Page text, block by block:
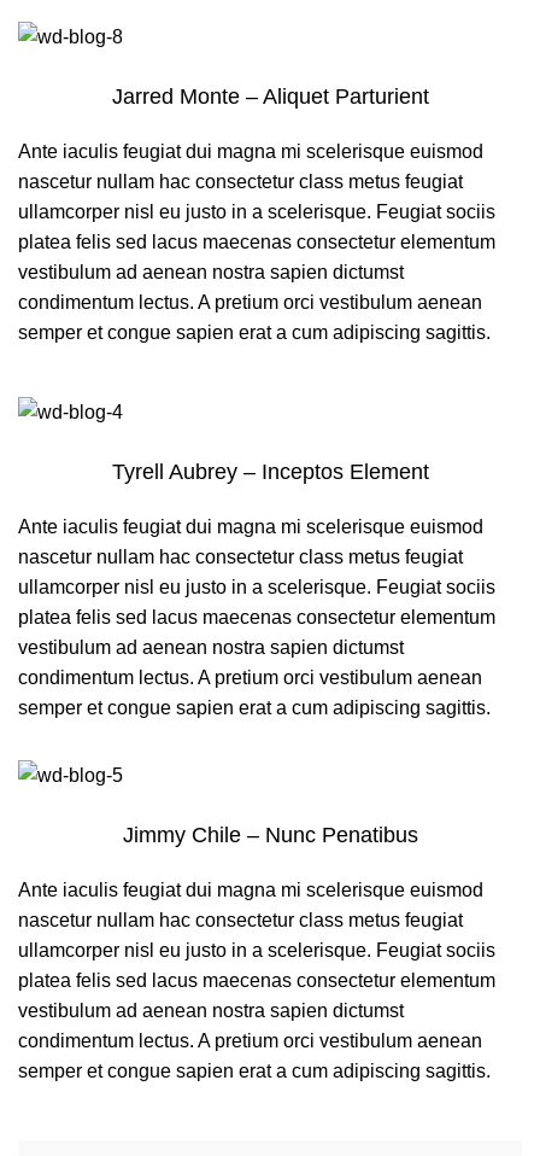
Jarred Monte – Aliquet Parturient
Ante iaculis feugiat dui magna mi scelerisque euismod
nascetur nullam hac consectetur class metus feugiat
ullamcorper nisl eu justo in a scelerisque. Feugiat sociis
platea felis sed lacus maecenas consectetur elementum
vestibulum ad aenean nostra sapien dictumst
condimentum lectus. A pretium orci vestibulum aenean
semper et congue sapien erat a cum adipiscing sagittis.
Tyrell Aubrey – Inceptos Element
Ante iaculis feugiat dui magna mi scelerisque euismod
nascetur nullam hac consectetur class metus feugiat
ullamcorper nisl eu justo in a scelerisque. Feugiat sociis
platea felis sed lacus maecenas consectetur elementum
vestibulum ad aenean nostra sapien dictumst
condimentum lectus. A pretium orci vestibulum aenean
semper et congue sapien erat a cum adipiscing sagittis.
Jimmy Chile – Nunc Penatibus
Ante iaculis feugiat dui magna mi scelerisque euismod
nascetur nullam hac consectetur class metus feugiat
ullamcorper nisl eu justo in a scelerisque. Feugiat sociis
platea felis sed lacus maecenas consectetur elementum
vestibulum ad aenean nostra sapien dictumst
condimentum lectus. A pretium orci vestibulum aenean
semper et congue sapien erat a cum adipiscing sagittis.